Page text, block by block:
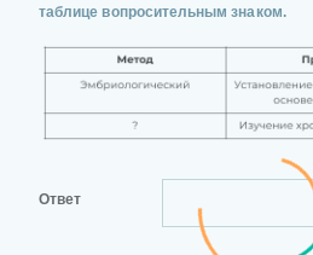
таблице вопросительным знаком.
Ответ